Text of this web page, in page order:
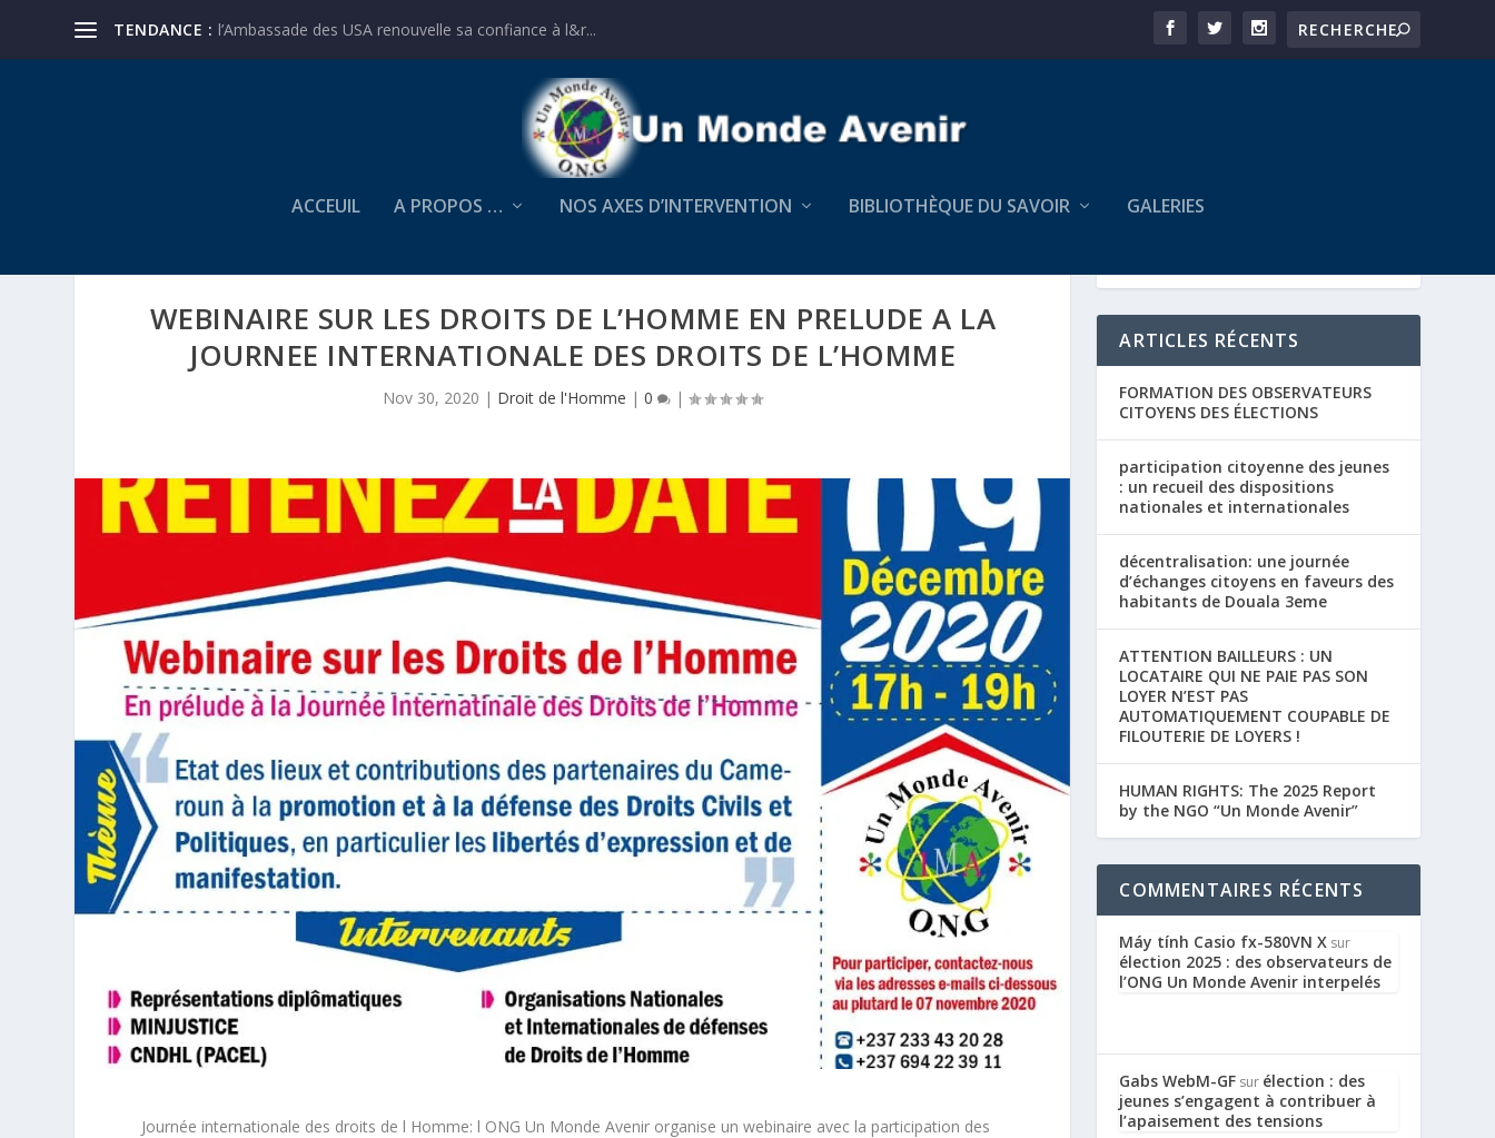
TENDANCE : l’Ambassade des USA renouvelle sa confiance à l&r...
ACCEUIL A PROPOS … NOS AXES D’INTERVENTION BIBLIOTHÈQUE DU SAVOIR GALERIES
WEBINAIRE SUR LES DROITS DE L’HOMME EN PRELUDE A LA
JOURNEE INTERNATIONALE DES DROITS DE L’HOMME
Nov 30, 2020 | Droit de l'Homme |0 |
Journée internationale des droits de l Homme: l ONG Un Monde Avenir organise un webinaire avec la participation des
ARTICLES RÉCENTS
FORMATION DES OBSERVATEURS
CITOYENS DES ÉLECTIONS
participation citoyenne des jeunes
: un recueil des dispositions
nationales et internationales
décentralisation: une journée
d’échanges citoyens en faveurs des
habitants de Douala 3eme
ATTENTION BAILLEURS : UN
LOCATAIRE QUI NE PAIE PAS SON
LOYER N’EST PAS
AUTOMATIQUEMENT COUPABLE DE
FILOUTERIE DE LOYERS !
HUMAN RIGHTS: The 2025 Report
by the NGO “Un Monde Avenir”
COMMENTAIRES RÉCENTS
Máy tính Casio fx-580VN X sur
élection 2025 : des observateurs de
l’ONG Un Monde Avenir interpelés
Gabs WebM-GF sur élection : des
jeunes s’engagent à contribuer à
l’apaisement des tensions